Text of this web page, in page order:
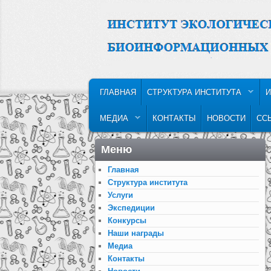
SKIP TO PRIMARY CONTENT
SKIP TO SECONDARY CONTENT
ГЛАВНАЯ СТРУКТУРА ИНСТИТУТА
МЕДИА КОНТАКТЫ НОВОСТИ
Меню
Главная
Структура института
Услуги
Экспедиции
Конкурсы
Наши награды
Медиа
Контакты